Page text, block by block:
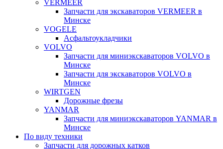
VERMEER
Запчасти для экскаваторов VERMEER в
Минске
VOGELE
Асфальтоукладчики
VOLVO
Запчасти для миниэкскаваторов VOLVO в
Минске
Запчасти для экскаваторов VOLVO в
Минске
WIRTGEN
Дорожные фрезы
YANMAR
Запчасти для миниэкскаваторов YANMAR в
Минске
По виду техники
Запчасти для дорожных катков